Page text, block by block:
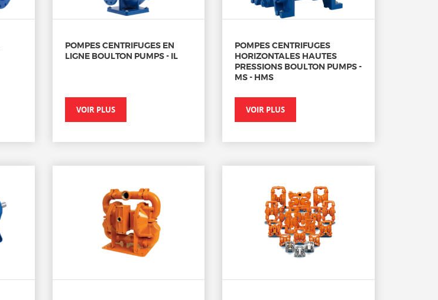
POMPES CENTRIFUGES EN
LIGNE BOULTON PUMPS - IL
VOIR PLUS
POMPES CENTRIFUGES
HORIZONTALES HAUTES
PRESSIONS BOULTON PUMPS -
MS - HMS
VOIR PLUS